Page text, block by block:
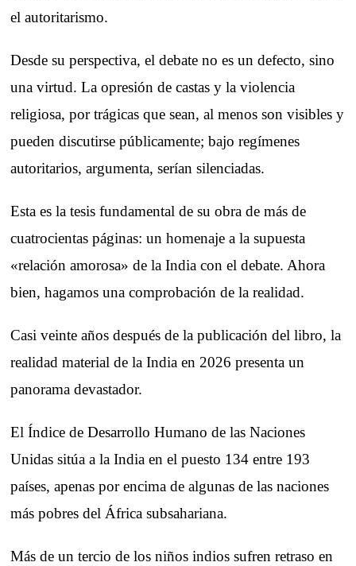
el autoritarismo.
Desde su perspectiva, el debate no es un defecto, sino
una virtud. La opresión de castas y la violencia
religiosa, por trágicas que sean, al menos son visibles y
pueden discutirse públicamente; bajo regímenes
autoritarios, argumenta, serían silenciadas.
Esta es la tesis fundamental de su obra de más de
cuatrocientas páginas: un homenaje a la supuesta
«relación amorosa» de la India con el debate. Ahora
bien, hagamos una comprobación de la realidad.
Casi veinte años después de la publicación del libro, la
realidad material de la India en 2026 presenta un
panorama devastador.
El Índice de Desarrollo Humano de las Naciones
Unidas sitúa a la India en el puesto 134 entre 193
países, apenas por encima de algunas de las naciones
más pobres del África subsahariana.
Más de un tercio de los niños indios sufren retraso en